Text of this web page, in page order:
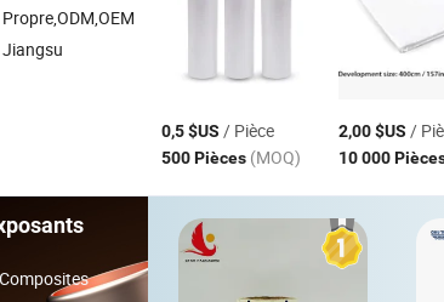
0,5 $US / Pièce
500 Pièces (MOQ)
2,00 $US /
10 000